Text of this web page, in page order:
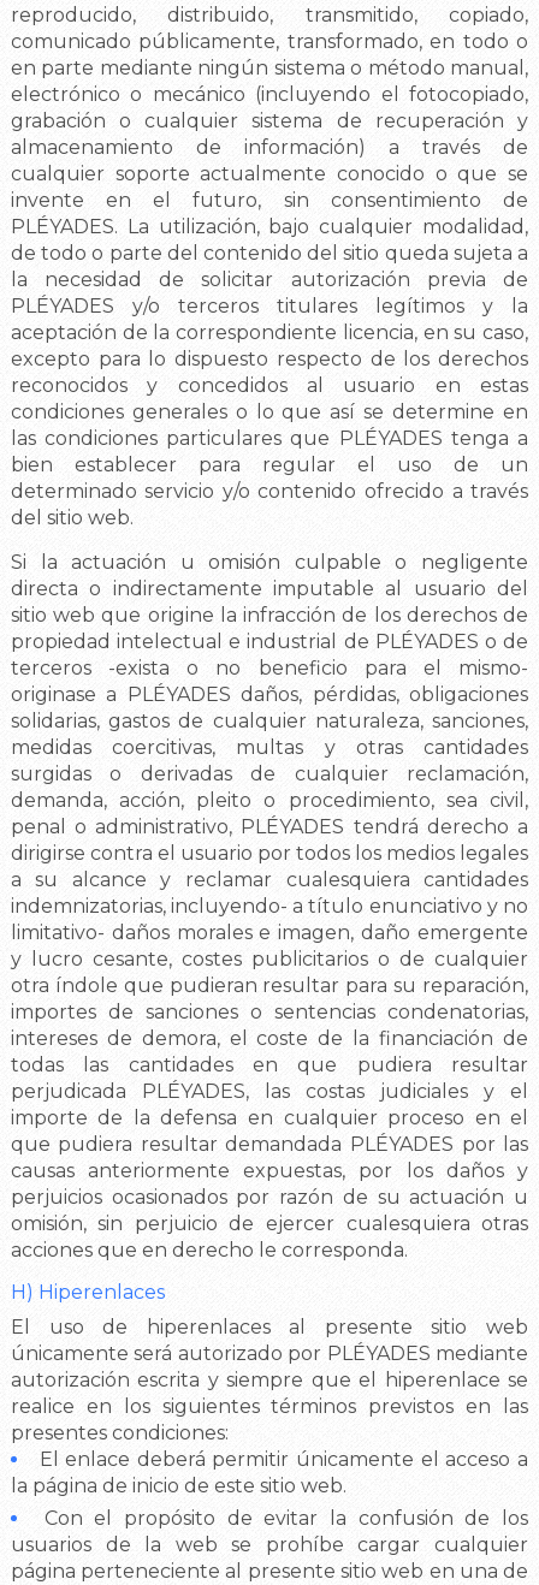
reproducido, distribuido, transmitido, copiado,
comunicado públicamente, transformado, en todo o
en parte mediante ningún sistema o método manual,
electrónico o mecánico (incluyendo el fotocopiado,
grabación o cualquier sistema de recuperación y
almacenamiento de información) a través de
cualquier soporte actualmente conocido o que se
invente en el futuro, sin consentimiento de
PLÉYADES. La utilización, bajo cualquier modalidad,
de todo o parte del contenido del sitio queda sujeta a
la necesidad de solicitar autorización previa de
PLÉYADES y/o terceros titulares legítimos y la
aceptación de la correspondiente licencia, en su caso,
excepto para lo dispuesto respecto de los derechos
reconocidos y concedidos al usuario en estas
condiciones generales o lo que así se determine en
las condiciones particulares que PLÉYADES tenga a
bien establecer para regular el uso de un
determinado servicio y/o contenido ofrecido a través
del sitio web.
Si la actuación u omisión culpable o negligente
directa o indirectamente imputable al usuario del
sitio web que origine la infracción de los derechos de
propiedad intelectual e industrial de PLÉYADES o de
terceros -exista o no beneficio para el mismo-
originase a PLÉYADES daños, pérdidas, obligaciones
solidarias, gastos de cualquier naturaleza, sanciones,
medidas coercitivas, multas y otras cantidades
surgidas o derivadas de cualquier reclamación,
demanda, acción, pleito o procedimiento, sea civil,
penal o administrativo, PLÉYADES tendrá derecho a
dirigirse contra el usuario por todos los medios legales
a su alcance y reclamar cualesquiera cantidades
indemnizatorias, incluyendo- a título enunciativo y no
limitativo- daños morales e imagen, daño emergente
y lucro cesante, costes publicitarios o de cualquier
otra índole que pudieran resultar para su reparación,
importes de sanciones o sentencias condenatorias,
intereses de demora, el coste de la financiación de
todas las cantidades en que pudiera resultar
perjudicada PLÉYADES, las costas judiciales y el
importe de la defensa en cualquier proceso en el
que pudiera resultar demandada PLÉYADES por las
causas anteriormente expuestas, por los daños y
perjuicios ocasionados por razón de su actuación u
omisión, sin perjuicio de ejercer cualesquiera otras
acciones que en derecho le corresponda.
H) Hiperenlaces
El uso de hiperenlaces al presente sitio web
únicamente será autorizado por PLÉYADES mediante
autorización escrita y siempre que el hiperenlace se
realice en los siguientes términos previstos en las
presentes condiciones:
El enlace deberá permitir únicamente el acceso a
la página de inicio de este sitio web.
Con el propósito de evitar la confusión de los
usuarios de la web se prohíbe cargar cualquier
página perteneciente al presente sitio web en una de